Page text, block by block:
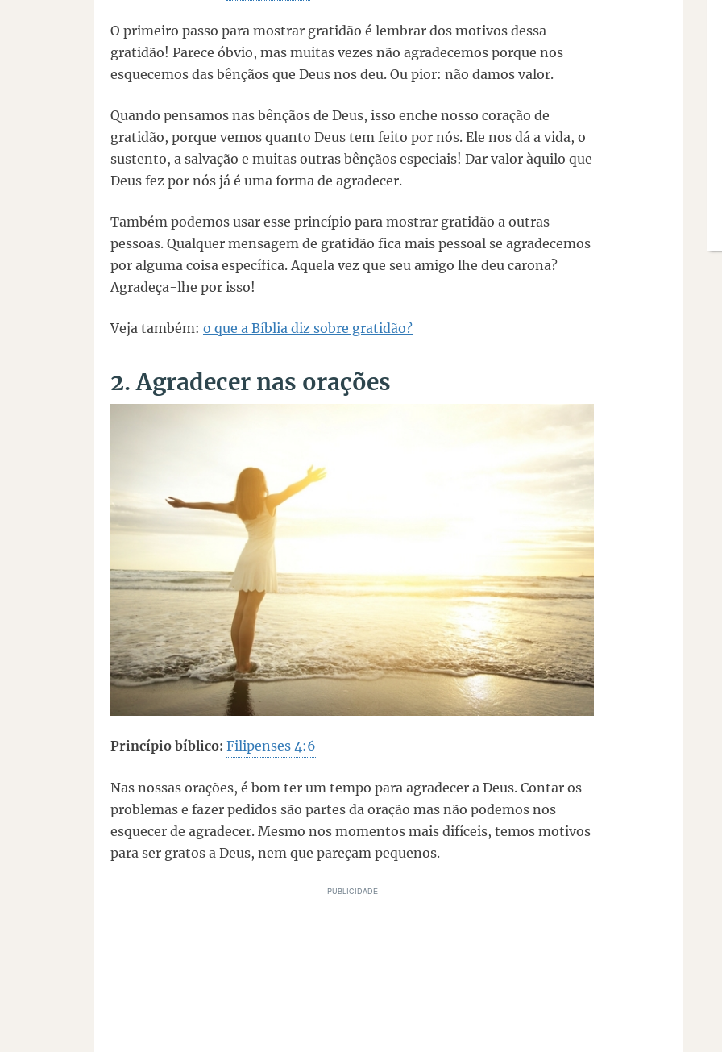
O primeiro passo para mostrar gratidão é lembrar dos motivos dessa
gratidão! Parece óbvio, mas muitas vezes não agradecemos porque nos
esquecemos das bênçãos que Deus nos deu. Ou pior: não damos valor.
Quando pensamos nas bênçãos de Deus, isso enche nosso coração de
gratidão, porque vemos quanto Deus tem feito por nós. Ele nos dá a vida, o
sustento, a salvação e muitas outras bênçãos especiais! Dar valor àquilo que
Deus fez por nós já é uma forma de agradecer.
Também podemos usar esse princípio para mostrar gratidão a outras
pessoas. Qualquer mensagem de gratidão fica mais pessoal se agradecemos
por alguma coisa específica. Aquela vez que seu amigo lhe deu carona?
Agradeça-lhe por isso!
Veja também: o que a Bíblia diz sobre gratidão?
2. Agradecer nas orações
Princípio bíblico: Filipenses 4:6
Nas nossas orações, é bom ter um tempo para agradecer a Deus. Contar os
problemas e fazer pedidos são partes da oração mas não podemos nos
esquecer de agradecer. Mesmo nos momentos mais difíceis, temos motivos
para ser gratos a Deus, nem que pareçam pequenos.